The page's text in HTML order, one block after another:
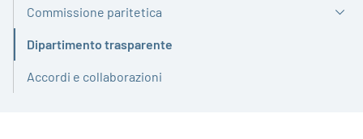
Commissione paritetica
Dipartimento trasparente
Attivo
Accordi e collaborazioni